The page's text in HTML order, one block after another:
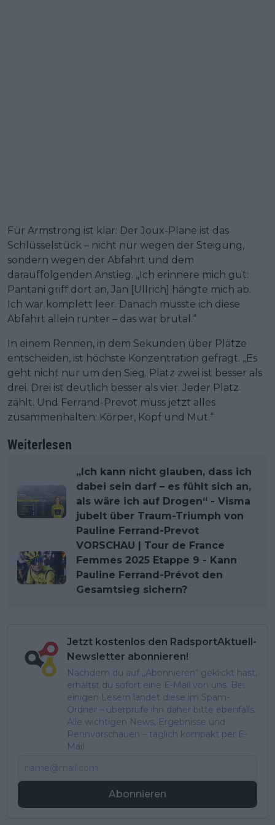
Für Armstrong ist klar: Der Joux-Plane ist das
Schlüsselstück – nicht nur wegen der Steigung,
sondern wegen der Abfahrt und dem
darauffolgenden Anstieg. „Ich erinnere mich gut:
Pantani griff dort an, Jan [Ullrich] hängte mich ab.
Ich war komplett leer. Danach musste ich diese
Abfahrt allein runter – das war brutal.“
In einem Rennen, in dem Sekunden über Plätze
entscheiden, ist höchste Konzentration gefragt. „Es
geht nicht nur um den Sieg. Platz zwei ist besser als
drei. Drei ist deutlich besser als vier. Jeder Platz
zählt. Und Ferrand-Prevot muss jetzt alles
zusammenhalten: Körper, Kopf und Mut.“
Weiterlesen
„Ich kann nicht glauben, dass ich
dabei sein darf – es fühlt sich an,
als wäre ich auf Drogen“ - Visma
jubelt über Traum-Triumph von
Pauline Ferrand-Prevot
VORSCHAU | Tour de France
Femmes 2025 Etappe 9 - Kann
Pauline Ferrand-Prévot den
Gesamtsieg sichern?
Jetzt kostenlos den RadsportAktuell-
Newsletter abonnieren!
Nachdem du auf „Abonnieren“ geklickt hast,
erhältst du sofort eine E-Mail von uns. Bei
einigen Lesern landet diese im Spam-
Ordner – überprüfe ihn daher bitte ebenfalls.
Alle wichtigen News, Ergebnisse und
Rennvorschauen – täglich kompakt per E-
Mail.
Abonnieren